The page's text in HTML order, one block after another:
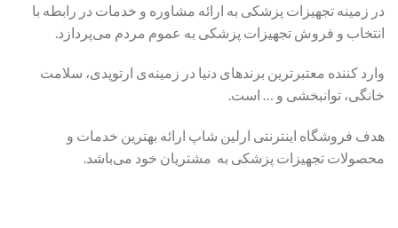
در زمینه تجهیزات پزشکی به ارائه مشاوره و خدمات در رابطه با
انتخاب و فروش تجهیزات پزشکی به عموم مردم می‌پردازد.
وارد کننده معتبرترین برندهای دنیا در زمینه‌ی ارتوپدی، سلامت
خانگی، توانبخشی و … است.
هدف فروشگاه اینترنتی ارلین شاپ ارائه بهترین خدمات و
محصولات تجهیزات پزشکی به مشتریان خود می‌باشد.